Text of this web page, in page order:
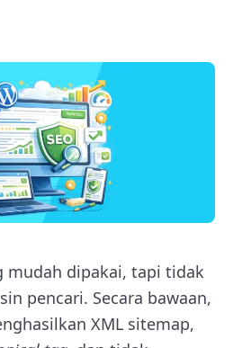
mudah dipakai, tapi tidak
pencari. Secara bawaan,
XML sitemap,